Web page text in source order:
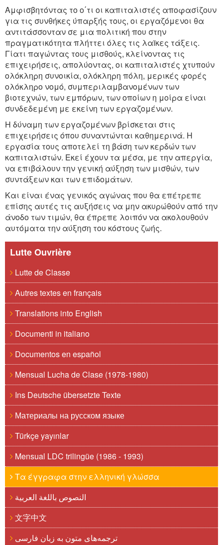
Αμφισβητόντας το ο΄τι οι καπιταλιστές αποφασίζουν
για τις συνθήκες ύπαρξής τους, οι εργαζόμενοι θα
αντιτάσσονταν σε μια πολιτική που στην
πραγματικότητα πλήττει όλες τις λαïκες τάξεις.
Γίατι παγώντας τους μισθούς, κλείνοντας τις
επιχειρήσεις, απολύοντας, οι καπιταλιστές χτυπούν
ολόκληρη συνοικία, ολόκληρη πόλη, μερικές φορές
ολόκληρο νομό, συμπεριλαμβανομένων των
βιοτεχνών, των εμπόρων, των οποίων η μοίρα είναι
συνδεδεμένη με εκείνη των εργαζομένων.
Η δύναμη των εργαζομένων βρίσκεται στις
επιχειρήσεις όπου συναντώνται καθημερινά. Η
εργασία τους αποτελεί τη βάση των κερδών των
καπιταλιστών. Εκεί έχουν τα μέσα, με την απεργία,
να επιβάλουν την γενική αύξηση των μισθών, των
συντάξεων και των επιδομάτων.
Και είναι ένας γενικός αγώνας που θα επέτρεπε
επίσης αυτές τις αυξήσεις να μην ακυρώθούν από την
άνοδο των τιμών, θα έπρεπε λοιπόν να ακολουθούν
αυτόματα την αύξηση του κόστους ζωής.
Lutte Ouvrière
Lutte de Classe
Autres textes en français
Translations into English
Documenti in italiano
Documentos en español
Mensual Lucha de Clase (1978-1980)
Ins Deutsche übersetzte Texte
Материалы на русском языке
Türkçe yayınlar
Mensual LDC trilingüe (1986 - 1993)
Τα έγγραφα στην ελληνική γλώσσα
النصوص باللغة العربية
文字中文
ترجمه‌های متون به زبان فارسی